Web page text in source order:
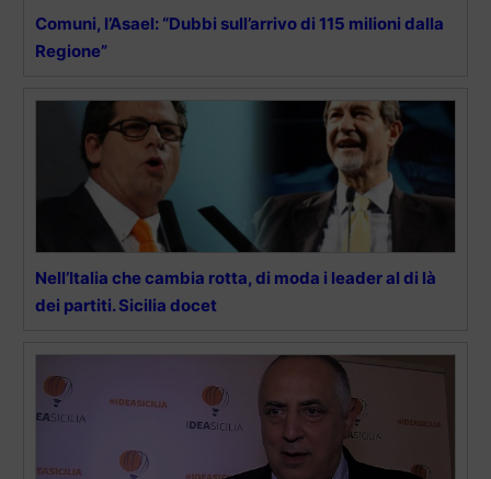
Comuni, l’Asael: “Dubbi sull’arrivo di 115 milioni dalla
Regione”
Nell’Italia che cambia rotta, di moda i leader al di là
dei partiti. Sicilia docet